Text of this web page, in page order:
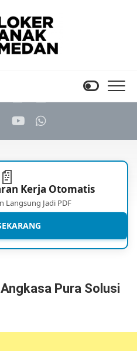
📄 Kerja Otomatis
Langsung Jadi PDF
Pura Solusi